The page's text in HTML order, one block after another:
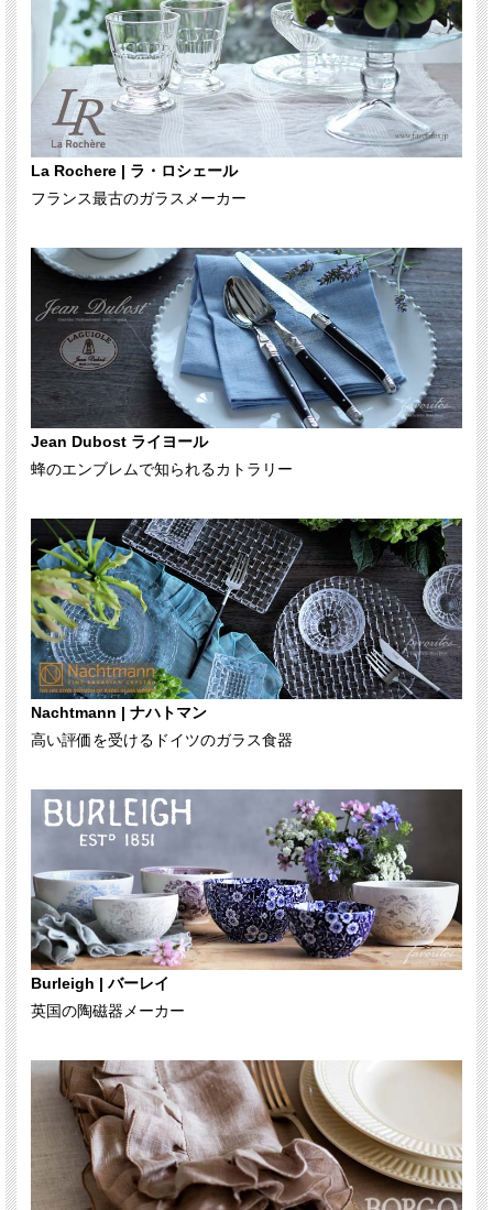
La Rochere | ラ・ロシェール
フランス最古のガラスメーカー
Jean Dubost ライヨール
蜂のエンブレムで知られるカトラリー
Nachtmann | ナハトマン
高い評価を受けるドイツのガラス食器
Burleigh | バーレイ
英国の陶磁器メーカー